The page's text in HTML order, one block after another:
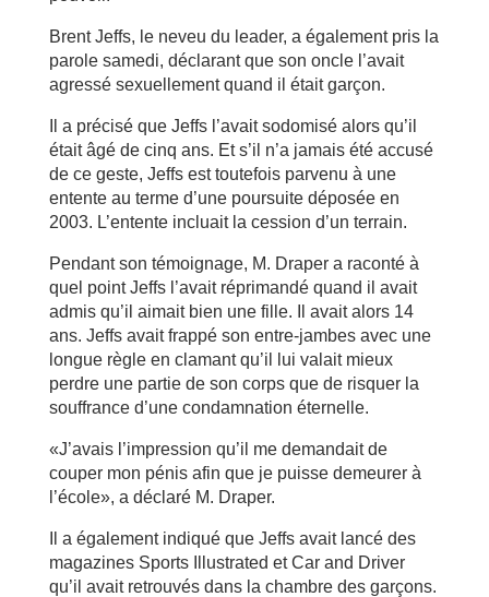
Brent Jeffs, le neveu du leader, a également pris la
parole samedi, déclarant que son oncle l’avait
agressé sexuellement quand il était garçon.
Il a précisé que Jeffs l’avait sodomisé alors qu’il
était âgé de cinq ans. Et s’il n’a jamais été accusé
de ce geste, Jeffs est toutefois parvenu à une
entente au terme d’une poursuite déposée en
2003. L’entente incluait la cession d’un terrain.
Pendant son témoignage, M. Draper a raconté à
quel point Jeffs l’avait réprimandé quand il avait
admis qu’il aimait bien une fille. Il avait alors 14
ans. Jeffs avait frappé son entre-jambes avec une
longue règle en clamant qu’il lui valait mieux
perdre une partie de son corps que de risquer la
souffrance d’une condamnation éternelle.
«J’avais l’impression qu’il me demandait de
couper mon pénis afin que je puisse demeurer à
l’école», a déclaré M. Draper.
Il a également indiqué que Jeffs avait lancé des
magazines Sports Illustrated et Car and Driver
qu’il avait retrouvés dans la chambre des garçons.